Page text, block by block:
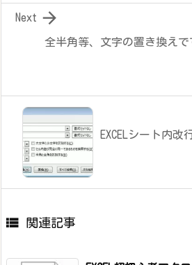
全半角等、文字の置き換えで

Next
EXCELシート内改
 関連記事